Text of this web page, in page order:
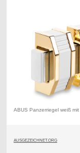
ABUS Panzerriegel weiß
AUSGEZEICHNET.ORG